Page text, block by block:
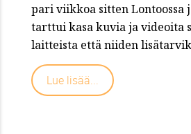
pari viikkoa sitten Lontoossa
tarttui kasa kuvia ja videoita
laitteista että niiden
Lue lisää...